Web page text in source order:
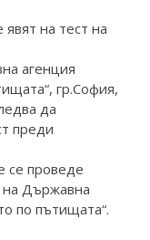
на тест на
агенция
гр.София,
да
преди
се проведе
на Държавна
по пътищата“.